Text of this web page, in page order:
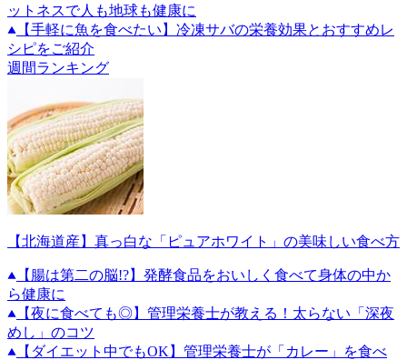
ットネスで人も地球も健康に
【手軽に魚を食べたい】冷凍サバの栄養効果とおすすめレ
シピをご紹介
週間ランキング
【北海道産】真っ白な「ピュアホワイト」の美味しい食べ方
【腸は第二の脳!?】発酵食品をおいしく食べて身体の中か
ら健康に
【夜に食べても◎】管理栄養士が教える！太らない「深夜
めし」のコツ
【ダイエット中でもOK】管理栄養士が「カレー」を食べ